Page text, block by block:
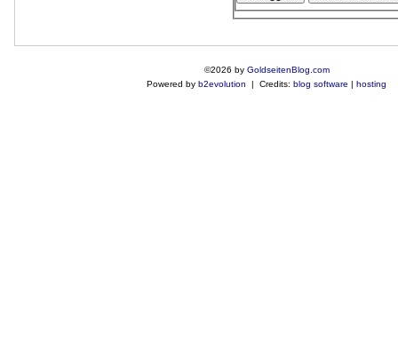
©2026 by GoldseitenBlog.com
Powered by b2evolution | Credits: blog software hosting